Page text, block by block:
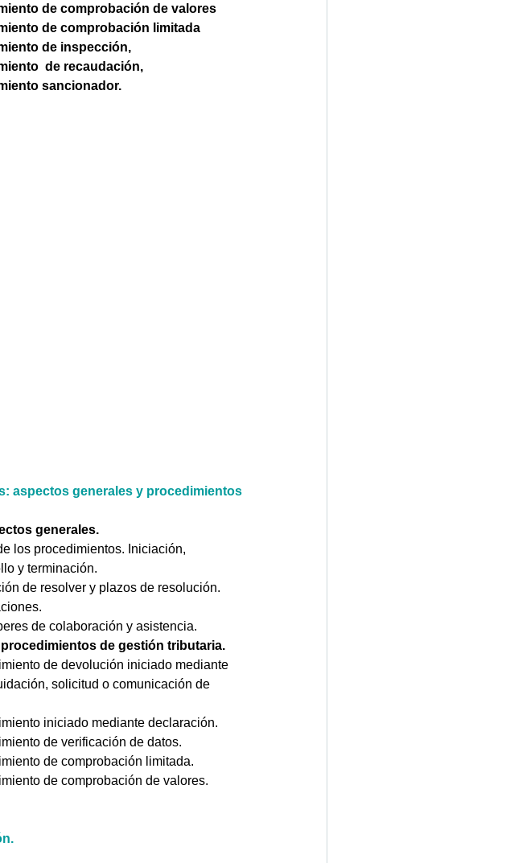
de comprobación de valores
de comprobación limitada
de inspección,
de recaudación,
sancionador.
aspectos generales y procedimientos
generales.
los procedimientos. Iniciación,
y terminación.
de resolver y plazos de resolución.
de colaboración y asistencia.
procedimientos de gestión tributaria.
de devolución iniciado mediante
solicitud o comunicación de
iniciado mediante declaración.
de verificación de datos.
de comprobación limitada.
de comprobación de valores.